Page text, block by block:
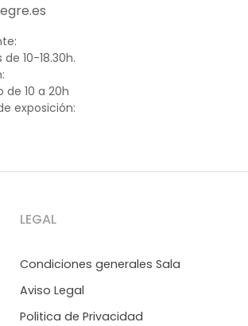
10-18.30h.
de 10 a 20h
exposición:
LEGAL
Condiciones generales Sala
Aviso Legal
Politica de Privacidad